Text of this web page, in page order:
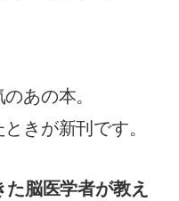
あの本。
きが新刊です。
た脳医学者が教え